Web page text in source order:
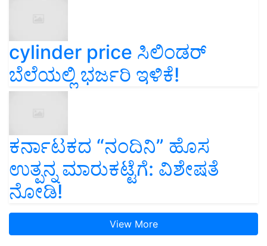
cylinder price ಸಿಲಿಂಡರ್‌
ಬೆಲೆಯಲ್ಲಿ ಭರ್ಜರಿ ಇಳಿಕೆ!
ಕರ್ನಾಟಕದ “ನಂದಿನಿ” ಹೊಸ
ಉತ್ಪನ್ನ ಮಾರುಕಟ್ಟೆಗೆ: ವಿಶೇಷತೆ
ನೋಡಿ!
View More